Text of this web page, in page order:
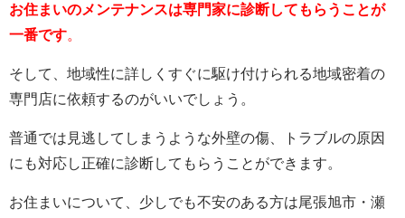
お住まいのメンテナンスは専門家に診断してもらうことが
一番です。
そして、地域性に詳しくすぐに駆け付けられる地域密着の
専門店に依頼するのがいいでしょう。
普通では見逃してしまうような外壁の傷、トラブルの原因
にも対応し正確に診断してもらうことができます。
お住まいについて、少しでも不安のある方は尾張旭市・瀬